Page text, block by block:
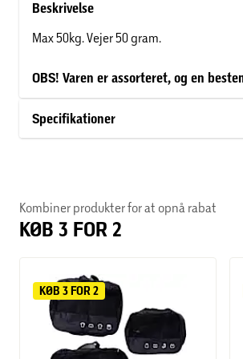
Beskrivelse
Max 50kg. Vejer 50 gram.
OBS! Varen er assorteret, og en
Specifikationer
Kombiner produkter for at opnå rabat
KØB 3 FOR 2
KØB 3 FOR 2